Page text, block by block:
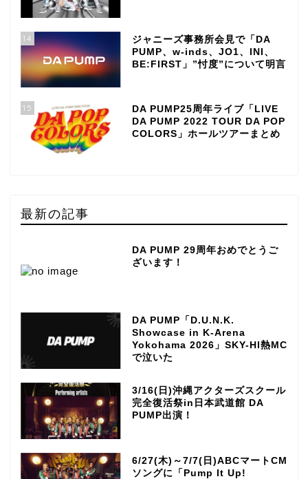
14
ジャニーズ事務所会見で「DA
PUMP、w-inds、JO1、INI、
BE:FIRST」”忖度”について明言
15
DA PUMP25周年ライブ「LIVE
DA PUMP 2022 TOUR DA POP
COLORS」ホールツアーまとめ
最新の記事
DA PUMP 29周年おめでとうご
ざいます！
DA PUMP「D.U.N.K.
Showcase in K-Arena
Yokohama 2026」SKY-HI熱MC
で泣いた
3/16(日)沖縄アクターズスクール
完全復活祭in日本武道館 DA
PUMP出演！
6/27(木)～7/7(日)ABCマートCM
ソングに「Pump It Up!